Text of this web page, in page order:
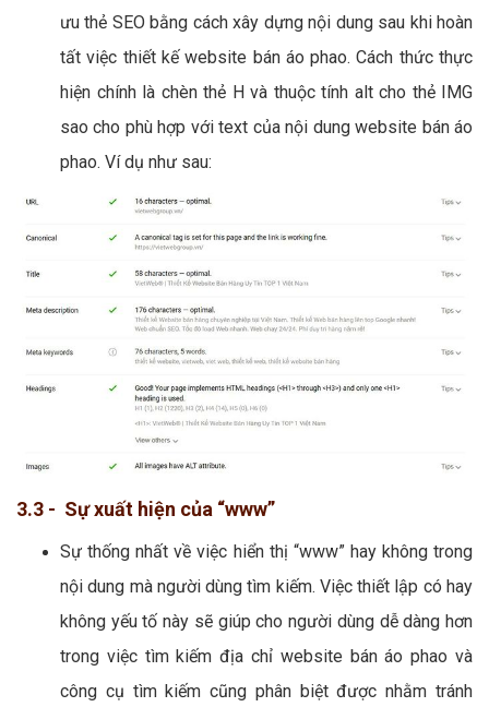
ưu thẻ SEO bằng cách xây dựng nội dung sau khi hoàn
tất việc thiết kế website bán áo phao. Cách thức thực
hiện chính là chèn thẻ H và thuộc tính alt cho thẻ IMG
sao cho phù hợp với text của nội dung website bán áo
phao. Ví dụ như sau:
3.3 - Sự xuất hiện của “www”
Sự thống nhất về việc hiển thị “www” hay không trong
nội dung mà người dùng tìm kiếm. Việc thiết lập có hay
không yếu tố này sẽ giúp cho người dùng dễ dàng hơn
trong việc tìm kiếm địa chỉ website bán áo phao và
công cụ tìm kiếm cũng phân biệt được nhằm tránh